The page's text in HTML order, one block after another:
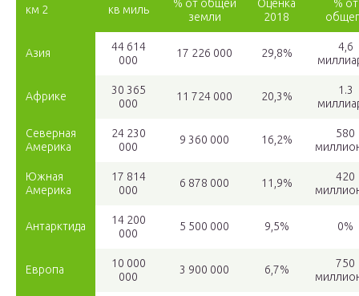
км 2 кв миль
% от общей
земли
Оценка
2018
% от
Азия
44 614
000
17 226 000 29,8%
4,6
Африке
30 365
000
11 724 000 20,3%
1.3
Северная
Америка
24 230
000
9 360 000 16,2%
580
Южная
Америка
17 814
000
6 878 000 11,9%
420
Антарктида
14 200
000
5 500 000 9,5% 0%
Европа
10 000
000
3 900 000 6,7%
750